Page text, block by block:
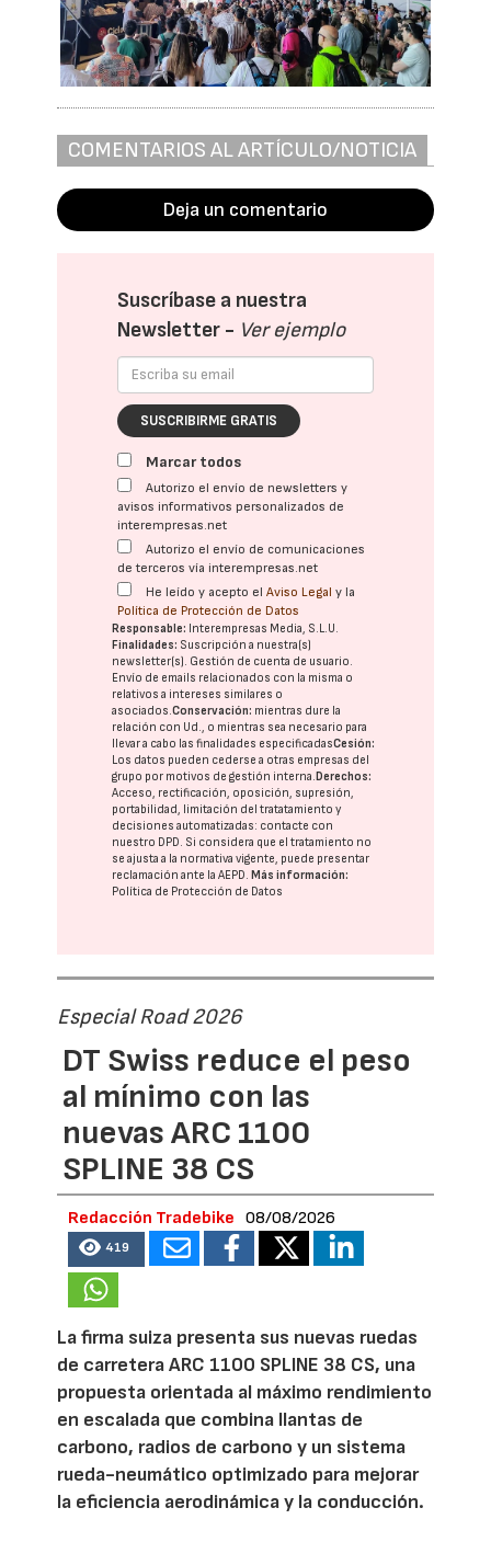
COMENTARIOS AL ARTÍCULO/NOTICIA
Deja un comentario
Suscríbase a nuestra
Newsletter - Ver ejemplo
SUSCRIBIRME GRATIS
Marcar todos
Autorizo el envío de newsletters y
avisos informativos personalizados de
interempresas.net
Autorizo el envío de comunicaciones
de terceros vía interempresas.net
He leído y acepto elAviso Legal y la
Política de Protección de Datos
Responsable: Interempresas Media, S.L.U.
Finalidades: Suscripción a nuestra(s)
newsletter(s). Gestión de cuenta de usuario.
Envío de emails relacionados con la misma o
relativos a intereses similares o
asociados.Conservación: mientras dure la
relación con Ud., o mientras sea necesario para
llevar a cabo las finalidades especificadasCesión:
Los datos pueden cederse a otras empresas del
grupo por motivos de gestión interna.Derechos:
Acceso, rectificación, oposición, supresión,
portabilidad, limitación del tratatamiento y
decisiones automatizadas: contacte con
nuestro DPD. Si considera que el tratamiento no
se ajusta a la normativa vigente, puede presentar
reclamación ante laAEPD.Más información:
Política de Protección de Datos
Especial Road 2026
DT Swiss reduce el peso
al mínimo con las
nuevas ARC 1100
SPLINE 38 CS
Redacción Tradebike 08/08/2026
419
La firma suiza presenta sus nuevas ruedas
de carretera ARC 1100 SPLINE 38 CS, una
propuesta orientada al máximo rendimiento
en escalada que combina llantas de
carbono, radios de carbono y un sistema
rueda-neumático optimizado para mejorar
la eficiencia aerodinámica y la conducción.